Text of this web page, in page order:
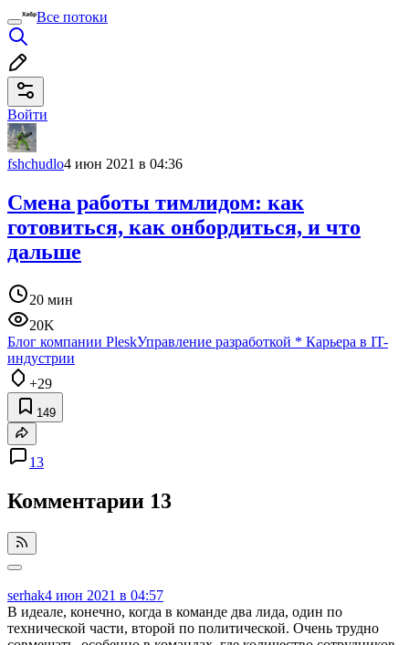
Все потоки
Войти
fshchudlo4 июн 2021 в 04:36
Смена работы тимлидом: как
готовиться, как онбордиться, и что
дальше
20 мин
20K
Блог компании PleskУправление разработкой * Карьера в IT-
индустрии
+29
149
13
Комментарии 13
serhak4 июн 2021 в 04:57
В идеале, конечно, когда в команде два лида, один по
технической части, второй по политической. Очень трудно